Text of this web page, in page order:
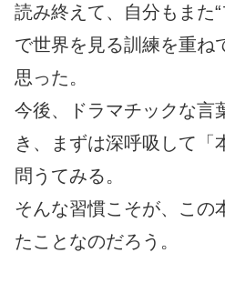
読み終えて、自分もまた
で世界を見る訓練を重ね
思った。
今後、ドラマチックな言
き、まずは深呼吸して「
問うてみる。
そんな習慣こそが、この
たことなのだろう。